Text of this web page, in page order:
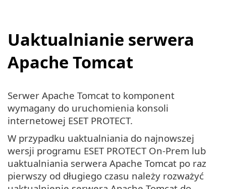
Uaktualnianie serwera
Apache Tomcat
Serwer Apache Tomcat to komponent
wymagany do uruchomienia konsoli
internetowej ESET PROTECT.
W przypadku uaktualniania do najnowszej
wersji programu ESET PROTECT On-Prem lub
uaktualniania serwera Apache Tomcat po raz
pierwszy od długiego czasu należy rozważyć